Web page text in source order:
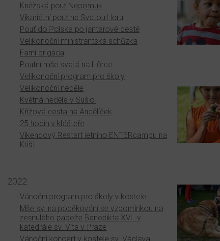
Kněžská pouť Nepomuk
Vikariátní pouť na Svatou Horu
Pouť do Polska po jantarové cestě
Velikonoční ministrantská schůzka
Farní brigáda
Poutní mše svatá na Hůrce
Velikonoční program pro školy
Velikonoční neděle
Květná neděle v Sušici
Křížová cesta na Andělíček
25 hodin v klášteře
Víkendový Restart letního ENTERcampu na
Ktiši
2022
Vánoční program pro školy v kostele
Mše sv. na poděkování se vzpomínkou na
zesnulého papeže Benedikta XVI. v
katedrále sv. Víta v Praze
Vánoční koncert v kostele sv. Václava